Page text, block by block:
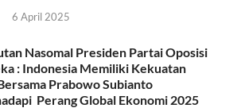
6 April 2025
Nasomal Presiden Partai Oposisi
: Indonesia Memiliki Kekuatan
Prabowo Subianto
Perang Global Ekonomi 2025